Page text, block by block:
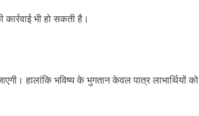
भी हो सकती है।
हालांकि भविष्य के भुगतान केवल पात्र लाभार्थियों को